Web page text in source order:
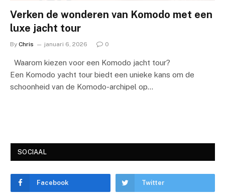
Verken de wonderen van Komodo met een
luxe jacht tour
By Chris januari 6, 2026 0
Waarom kiezen voor een Komodo jacht tour?
Een Komodo yacht tour biedt een unieke kans om de
schoonheid van de Komodo-archipel op…
SOCIAAL
Facebook Twitter